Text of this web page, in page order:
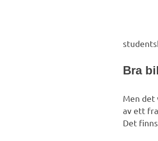
Bra
Men det
av ett
Det